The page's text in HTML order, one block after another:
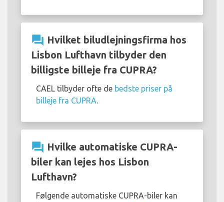
question_answer Hvilket biludlejningsfirma hos
Lisbon Lufthavn tilbyder den
billigste billeje fra CUPRA?
CAEL tilbyder ofte de bedste priser på
billeje fra CUPRA
question_answer Hvilke automatiske CUPRA-
biler kan lejes hos Lisbon
Lufthavn?
Følgende automatiske CUPRA-biler kan